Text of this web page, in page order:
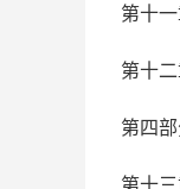
第十
第十
第四
第十